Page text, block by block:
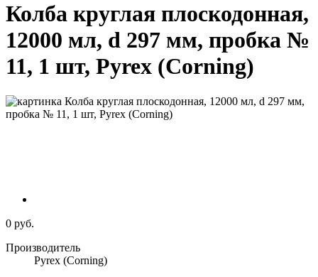
Колба круглая плоскодонная,
12000 мл, d 297 мм, пробка №
11, 1 шт, Pyrex (Corning)
0 руб.
Производитель
Pyrex (Corning)